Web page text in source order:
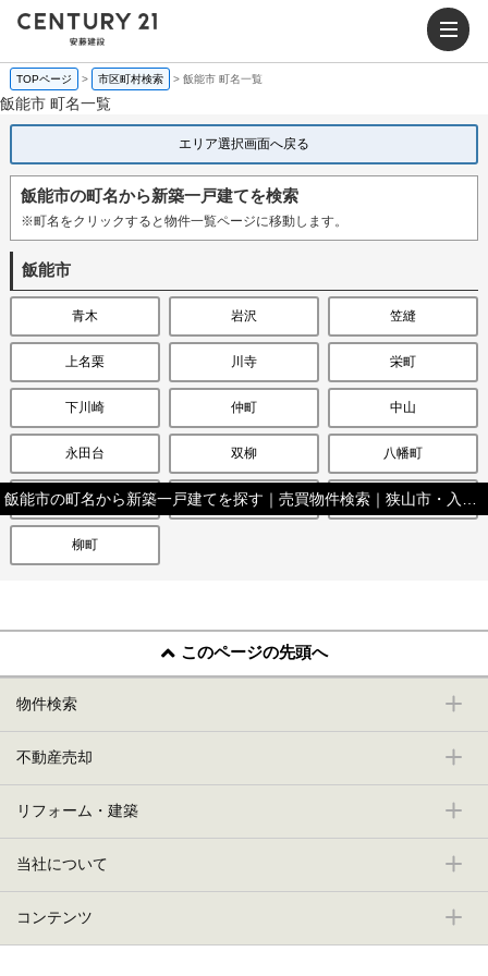
TOPページ > 市区町村検索 > 飯能市 町名一覧
飯能市 町名一覧
エリア選択画面へ戻る
飯能市の町名から新築一戸建てを検索
※町名をクリックすると物件一覧ページに移動します。
飯能市
青木 岩沢 笠縫
上名栗 川寺 栄町
下川崎 仲町 中山
永田台 双柳 八幡町
原市場 飯能 前ケ貫
柳町
このページの先頭へ
物件検索
不動産売却
リフォーム・建築
当社について
コンテンツ